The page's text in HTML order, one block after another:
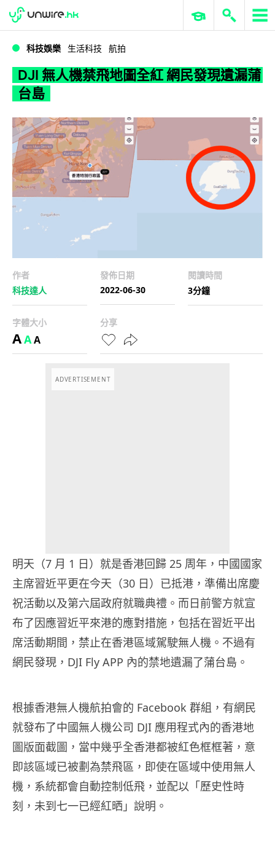
DJI 無人機禁飛地圖全紅 網民發現遺漏蒲台島
WWDC 2026 ERP 與商業 AI
科技娛樂 生活科技 航拍
DJI 無人機禁飛地圖全紅 網民發現遺漏蒲
台島
作者
科技達人
發佈日期
2022-06-30
閱讀時間
3分鐘
字體大小
AAA
分享
ADVERTISEMENT
明天（7 月 1 日）就是香港回歸 25 周年，中國國家
主席習近平更在今天（30 日）已抵港，準備出席慶
祝活動以及第六屆政府就職典禮。而日前警方就宣
布了因應習近平來港的應對措施，包括在習近平出
席活動期間，禁止在香港區域駕駛無人機。不過有
網民發現，DJI Fly APP 內的禁地遺漏了蒲台島。
根據香港無人機航拍會的 Facebook 群組，有網民
就發布了中國無人機公司 DJI 應用程式內的香港地
圖版面截圖，當中幾乎全香港都被紅色框框著，意
即該區域已被劃為禁飛區，即使在區域中使用無人
機，系統都會自動控制低飛，並配以「歷史性時
刻，未到七一已經紅晒」說明。